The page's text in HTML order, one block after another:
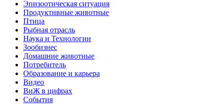
Эпизоотическая ситуация
Продуктивные животные
Птица
Рыбная отрасль
Наука и Технологии
Зообизнес
Домашние животные
Потребитель
Образование и карьера
Видео
ВиЖ в цифрах
События